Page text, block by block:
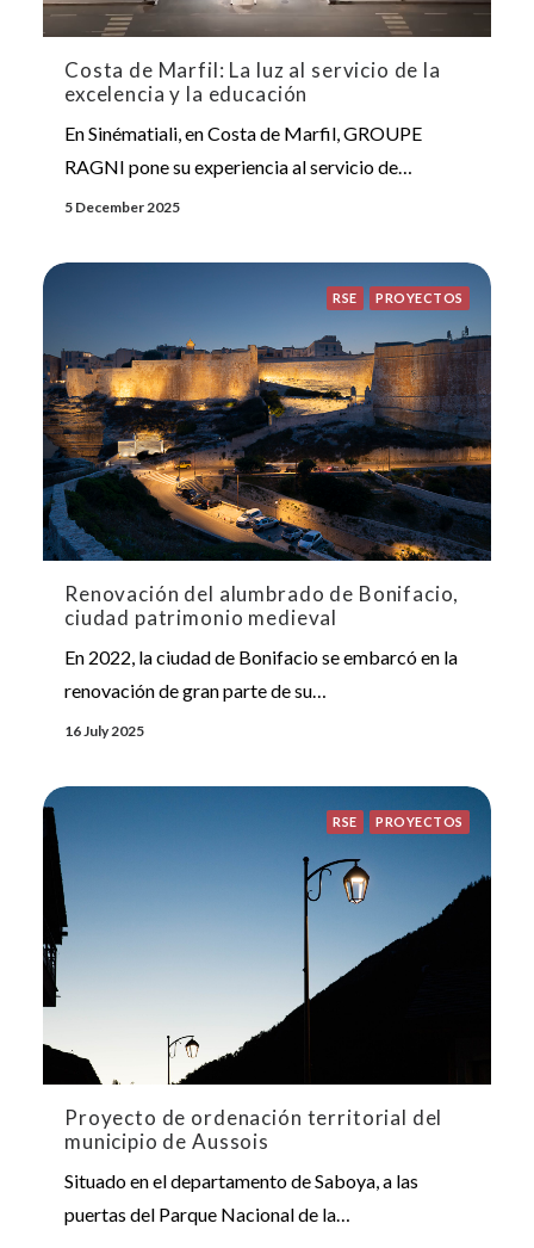
Costa de Marfil: La luz al servicio de la
excelencia y la educación
En Sinématiali, en Costa de Marfil, GROUPE
RAGNI pone su experiencia al servicio de…
5 December 2025
RSE PROYECTOS
Renovación del alumbrado de Bonifacio,
ciudad patrimonio medieval
En 2022, la ciudad de Bonifacio se embarcó en la
renovación de gran parte de su…
16 July 2025
RSE PROYECTOS
Proyecto de ordenación territorial del
municipio de Aussois
Situado en el departamento de Saboya, a las
puertas del Parque Nacional de la…